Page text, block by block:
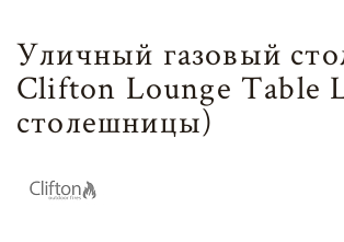
Уличный газовый
Clifton Lounge Table
столешницы)